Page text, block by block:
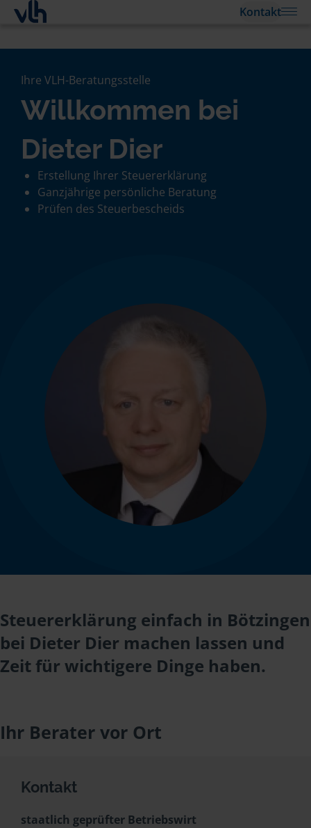
Kontakt
Ihre VLH-Beratungsstelle
Willkommen bei
Dieter Dier
Erstellung Ihrer Steuererklärung
Ganzjährige persönliche Beratung
Prüfen des Steuerbescheids
Steuererklärung einfach in Bötzingen
bei Dieter Dier machen lassen und
Zeit für wichtigere Dinge haben.
Ihr Berater vor Ort
Kontakt
staatlich geprüfter Betriebswirt